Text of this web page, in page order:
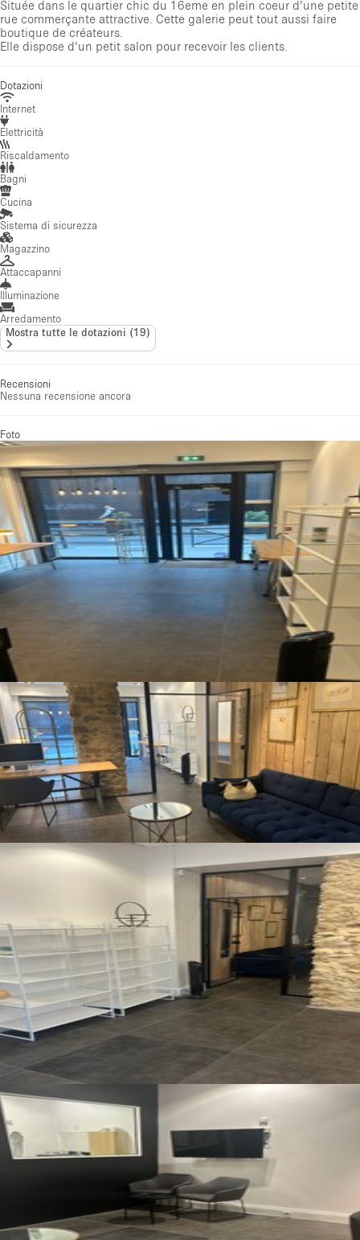
Située dans le quartier chic du 16eme en plein coeur d’une petite
rue commerçante attractive. Cette galerie peut tout aussi faire
boutique de créateurs.
Elle dispose d’un petit salon pour recevoir les clients.
Dotazioni
Internet
Elettricità
Riscaldamento
Bagni
Cucina
Sistema di sicurezza
Magazzino
Attaccapanni
Illuminazione
Arredamento
Mostra tutte le dotazioni (19)
Recensioni
Nessuna recensione ancora
Foto